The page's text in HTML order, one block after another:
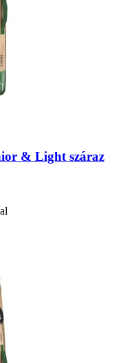
& Light száraz